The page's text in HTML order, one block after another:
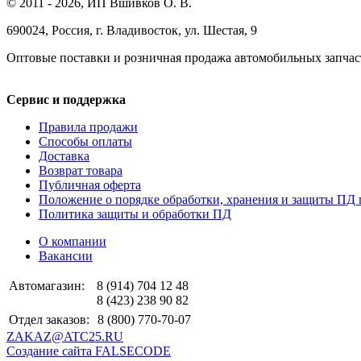
© 2011 - 2026, ИП Вшивков О. В.
690024, Россия, г. Владивосток, ул. Шестая, 9
Оптовые поставки и розничная продажа автомобильных
Сервис и поддержка
Правила продажи
Способы оплаты
Доставка
Возврат товара
Публичная оферта
Положение о порядке обработки, хранения и защиты ПД
Политика защиты и обработки ПД
О компании
Вакансии
Автомагазин:
8 (914) 704 12 48
8 (423) 238 90 82
Отдел заказов:
8 (800) 770-70-07
ZAKAZ@ATC25.RU
Создание сайта FALSECODE